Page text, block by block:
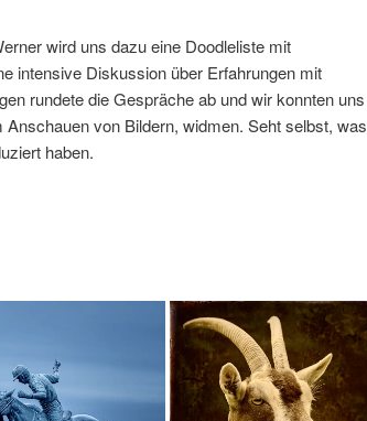
wird uns dazu eine Doodleliste mit
intensive Diskussion über Erfahrungen mit
rundete die Gespräche ab und wir konnten uns
von Bildern, widmen. Seht selbst, was
haben.